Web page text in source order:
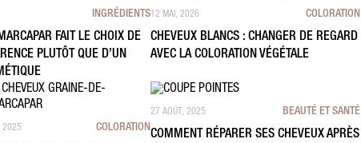
INGRÉDIENTS
FAIT LE CHOIX DE
PLUTÔT QUE D’UN
12 MAI, 2026 COLORATION
CHEVEUX BLANCS : CHANGER DE REGARD
AVEC LA COLORATION VÉGÉTALE
2025 COLORATION
27 AOÛT, 2025 BEAUTÉ ET SANTÉ
COMMENT RÉPARER SES CHEVEUX APRÈS